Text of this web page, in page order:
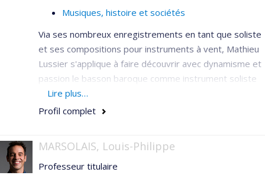
Musiques, histoire et sociétés
Via ses nombreux enregistrements en tant que soliste
et ses compositions pour instruments à vent, Mathieu
Lussier s'applique à faire découvrir avec dynamisme et
passion le basson baroque comme instrument soliste
et instrument de musique de chambre.
Lire plus…
Profil complet
MARSOLAIS, Louis-Philippe
Professeur titulaire